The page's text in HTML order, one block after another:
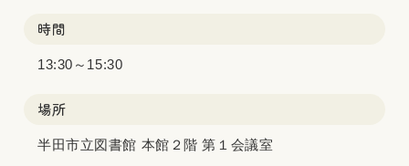
時間
13:30～15:30
場所
半田市立図書館 本館２階 第１会議室